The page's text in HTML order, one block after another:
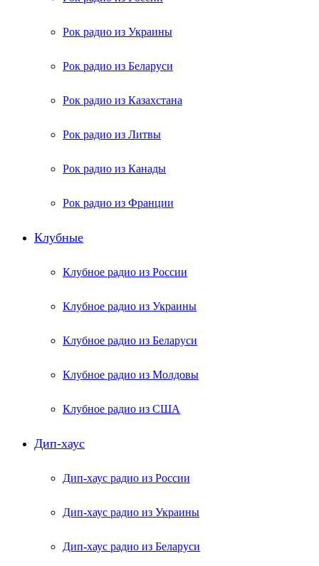
Рок радио из Украины
Рок радио из Беларуси
Рок радио из Казахстана
Рок радио из Литвы
Рок радио из Канады
Рок радио из Франции
Клубные
Клубное радио из России
Клубное радио из Украины
Клубное радио из Беларуси
Клубное радио из Молдовы
Клубное радио из США
Дип-хаус
Дип-хаус радио из России
Дип-хаус радио из Украины
Дип-хаус радио из Беларуси